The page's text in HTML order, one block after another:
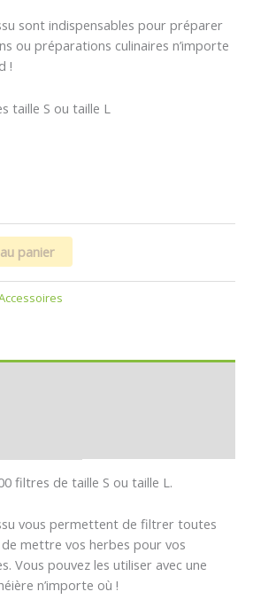
sont indispensables pour préparer
ou préparations culinaires n’importe
!
taille S ou taille L
panier
filtres de taille S ou taille L.
vous permettent de filtrer toutes
mettre vos herbes pour vos
Vous pouvez les utiliser avec une
n’importe où !